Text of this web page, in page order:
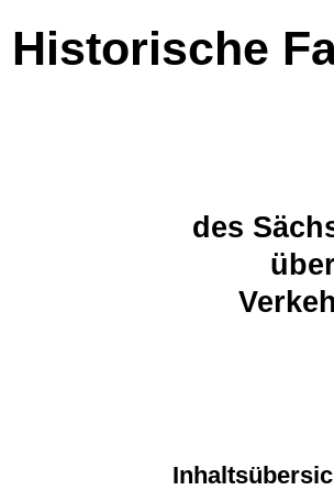
Historische
des